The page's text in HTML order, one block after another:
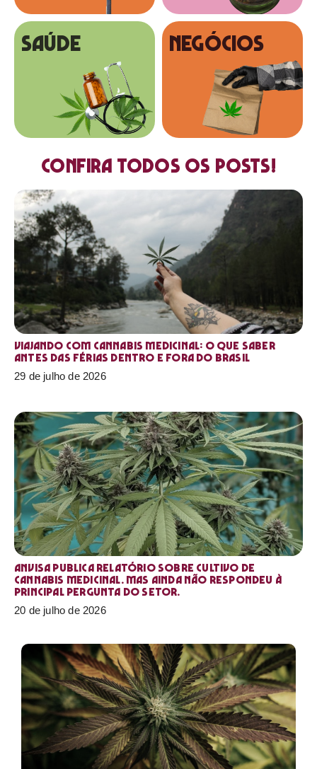
SAÚDE NEGÓCIOS
Confira todos os posts!
Viajando com cannabis medicinal: o que saber
antes das férias dentro e fora do Brasil
29 de julho de 2026
Anvisa publica relatório sobre cultivo de
Cannabis medicinal. Mas ainda não respondeu à
principal pergunta do setor.
20 de julho de 2026